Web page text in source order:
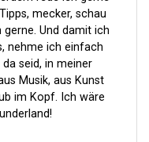
mecker, schau
Und damit ich
nehme ich einfach
seid, in meiner
Musik, aus Kunst
im Kopf. Ich wäre